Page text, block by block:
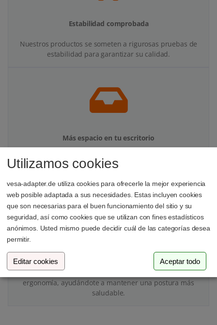
Estabilidad comprobada
Nuestros productos se someten a rigurosas pruebas de
estabilidad para garantizar su calidad.
Más espacio en tu escritorio
Con tu adaptador VESA y soporte para monitor ganarás
espacio y orden en tu zona de trabajo.
Montar el monitor mejora el ángulo de visión y la
ergonomía, ayudándote a mantener una postura más
saludable.
Utilizamos cookies
vesa-adapter.de utiliza cookies para ofrecerle la mejor experiencia
web posible adaptada a sus necesidades. Estas incluyen cookies
que son necesarias para el buen funcionamiento del sitio y su
seguridad, así como cookies que se utilizan con fines estadísticos
anónimos. Usted mismo puede decidir cuál de las categorías desea
permitir.
Editar cookies Aceptar todo